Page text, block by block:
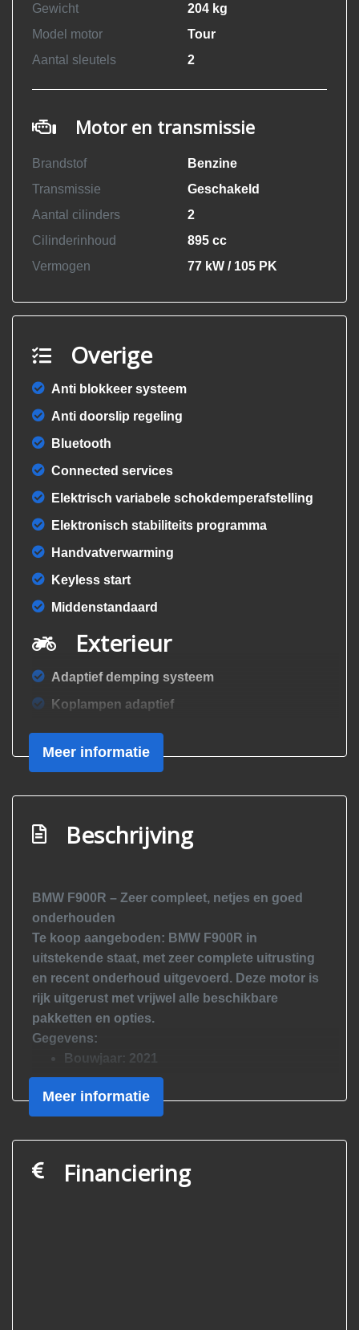
Gewicht
204 kg
Model motor
Tour
Aantal sleutels
2
Motor en transmissie
Brandstof
Benzine
Transmissie
Geschakeld
Aantal cilinders
2
Cilinderinhoud
895 cc
Vermogen
77 kW / 105 PK
Overige
Anti blokkeer systeem
Anti doorslip regeling
Bluetooth
Connected services
Elektrisch variabele schokdemperafstelling
Elektronisch stabiliteits programma
Handvatverwarming
Keyless start
Middenstandaard
Exterieur
Adaptief demping systeem
Koplampen adaptief
Led dagrijverlichting
Led koplampen
Veiligheid
Bandenspanningscontrolesysteem
Meer informatie
Beschrijving
BMW F900R – Zeer compleet, netjes en goed
onderhouden
Te koop aangeboden: BMW F900R in
uitstekende staat, met zeer complete uitrusting
en recent onderhoud uitgevoerd . Deze motor is
rijk uitgerust met vrijwel alle beschikbare
pakketten en opties.
Gegevens:
Bouwjaar: 2021
Kilometerstand:19.881 km
Kleur:Hockenheim-zilver metallic / racing-
rood
Type:F 900 R (K83)
Uitrusting & opties (o.a.):
Meer informatie
Financiering